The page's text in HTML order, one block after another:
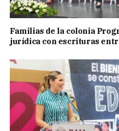
Familias de la colonia
jurídica con escrituras